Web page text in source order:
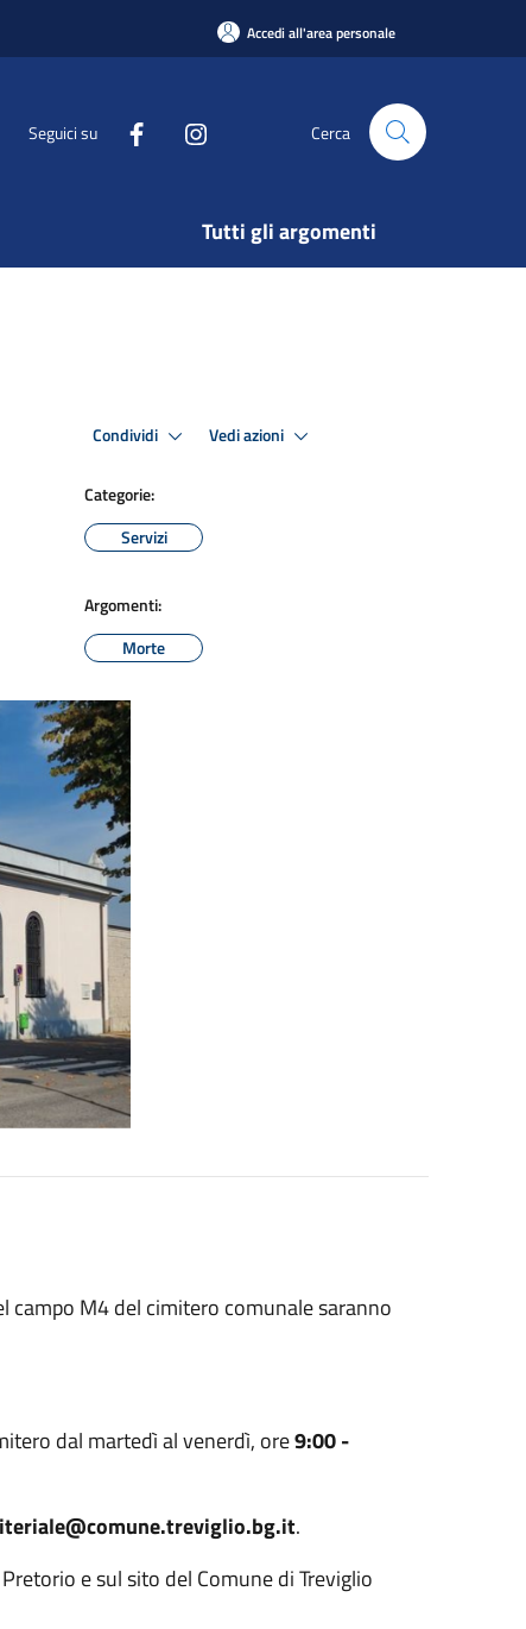
Accedi all'area personale
Seguici su Cerca
Tutti gli argomenti
Condividi Vedi azioni
Categorie:
Servizi
Argomenti:
Morte
campo M4 del cimitero comunale saranno
dal martedì al venerdì, ore9:00 -
.
e sul sito del Comune di Treviglio